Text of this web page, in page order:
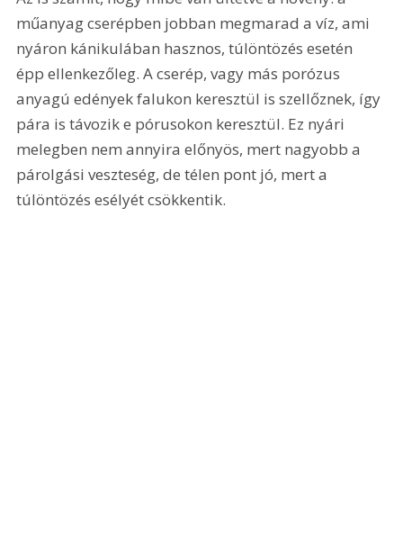
műanyag cserépben jobban megmarad a víz, ami
nyáron kánikulában hasznos, túlöntözés esetén
épp ellenkezőleg. A cserép, vagy más porózus
anyagú edények falukon keresztül is szellőznek, így
pára is távozik e pórusokon keresztül. Ez nyári
melegben nem annyira előnyös, mert nagyobb a
párolgási veszteség, de télen pont jó, mert a
túlöntözés esélyét csökkentik.